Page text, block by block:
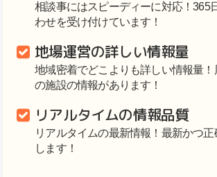
相談事にはスピーディーに対応！365
わせを受け付けています！
地場運営の詳しい情報量
地域密着でどこよりも詳しい情報量！
の施設の情報があります！
リアルタイムの情報品質
リアルタイムの最新情報！最新かつ
します！